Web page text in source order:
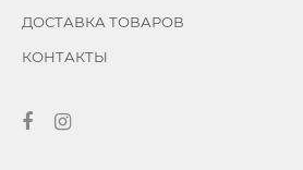
ДОСТАВКА ТОВАРОВ
КОНТАКТЫ